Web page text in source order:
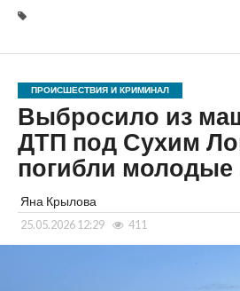
ПРОИСШЕСТВИЯ И КРИМИНАЛ
Выбросило из
ДТП под Сухим
погибли молодые
Яна Крылова
25.05.2026 12:29 411